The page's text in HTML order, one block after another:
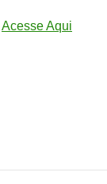
Acesse Aqui